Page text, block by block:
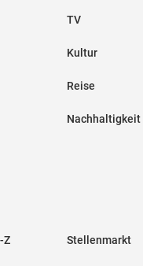
TV
Kultur
Reise
Nachhaltigkeit
Z Stellenmarkt